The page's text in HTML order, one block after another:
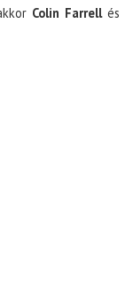
Colin Farrell és